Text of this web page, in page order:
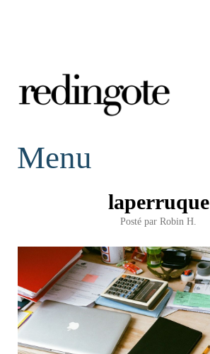
redingote.
Menu
laperruque
Posté par Robin H.